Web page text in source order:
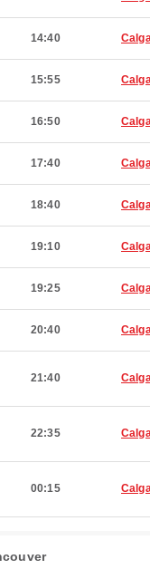
14:40
15:55
16:50
17:40
18:40
19:10
19:25
20:40
21:40
22:35
00:15